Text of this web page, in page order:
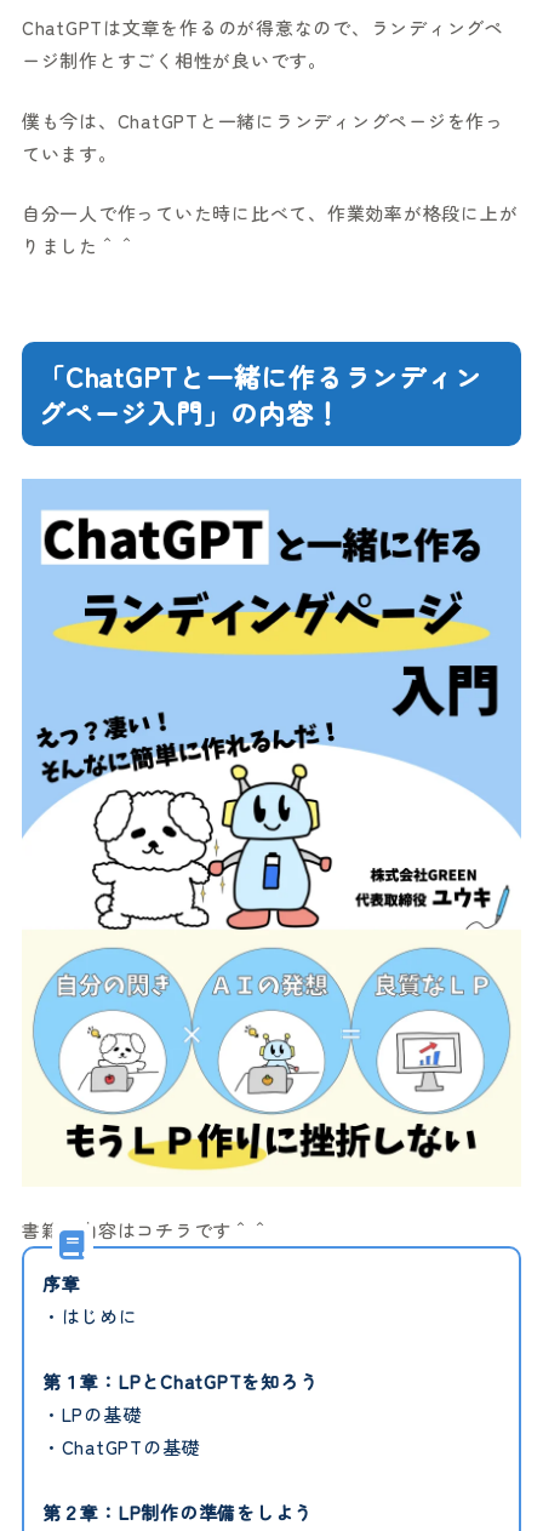
ChatGPTは文章を作るのが得意なので、ランディングペ
ージ制作とすごく相性が良いです。
僕も今は、ChatGPTと一緒にランディングページを作っ
ています。
自分一人で作っていた時に比べて、作業効率が格段に上が
りました＾＾
「ChatGPTと一緒に作るランディン
グページ入門」の内容！
書籍の内容はコチラです＾＾
序章
・はじめに
第１章：LPとChatGPTを知ろう
・LPの基礎
・ChatGPTの基礎
第２章：LP制作の準備をしよう